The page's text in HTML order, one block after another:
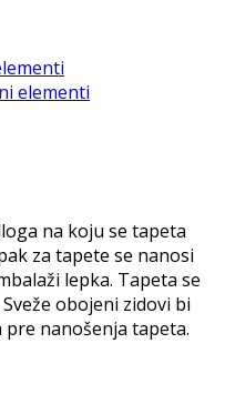
elementi
na koju se tapeta
za tapete se nanosi
lepka. Tapeta se
obojeni zidovi bi
nanošenja tapeta.